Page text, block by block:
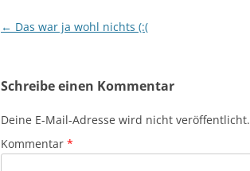
Beitragsnavigation
← Das war ja wohl nichts (:(
Schreibe einen Kommentar
Deine E-Mail-Adresse wird nicht veröffentlicht.
Kommentar *